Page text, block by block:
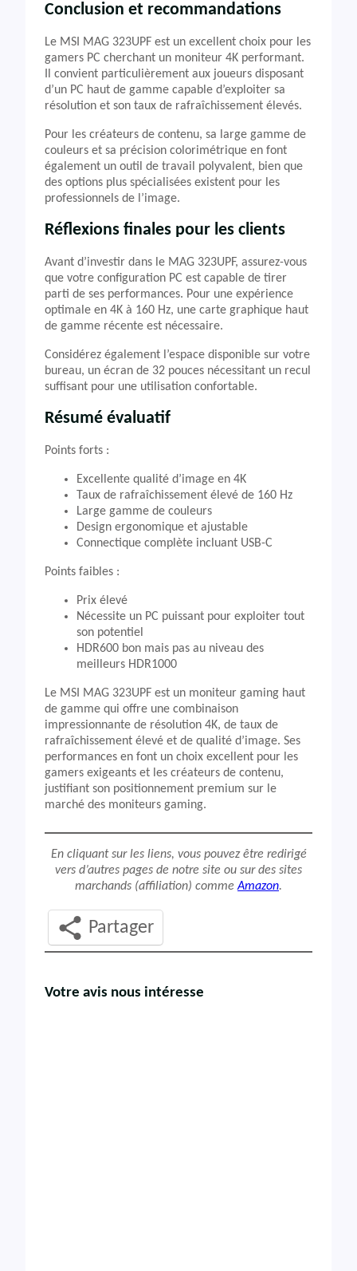
Conclusion et recommandations
Le MSI MAG 323UPF est un excellent choix pour les
gamers PC cherchant un moniteur 4K performant.
Il convient particulièrement aux joueurs disposant
d’un PC haut de gamme capable d’exploiter sa
résolution et son taux de rafraîchissement élevés.
Pour les créateurs de contenu, sa large gamme de
couleurs et sa précision colorimétrique en font
également un outil de travail polyvalent, bien que
des options plus spécialisées existent pour les
professionnels de l’image.
Réflexions finales pour les clients
Avant d’investir dans le MAG 323UPF, assurez-vous
que votre configuration PC est capable de tirer
parti de ses performances. Pour une expérience
optimale en 4K à 160 Hz, une carte graphique haut
de gamme récente est nécessaire.
Considérez également l’espace disponible sur votre
bureau, un écran de 32 pouces nécessitant un recul
suffisant pour une utilisation confortable.
Résumé évaluatif
Points forts :
Excellente qualité d’image en 4K
Taux de rafraîchissement élevé de 160 Hz
Large gamme de couleurs
Design ergonomique et ajustable
Connectique complète incluant USB-C
Points faibles :
Prix élevé
Nécessite un PC puissant pour exploiter tout
son potentiel
HDR600 bon mais pas au niveau des
meilleurs HDR1000
Le MSI MAG 323UPF est un moniteur gaming haut
de gamme qui offre une combinaison
impressionnante de résolution 4K, de taux de
rafraîchissement élevé et de qualité d’image. Ses
performances en font un choix excellent pour les
gamers exigeants et les créateurs de contenu,
justifiant son positionnement premium sur le
marché des moniteurs gaming.
En cliquant sur les liens, vous pouvez être redirigé
vers d’autres pages de notre site ou sur des sites
marchands (affiliation) commeAmazon.
Partager
Votre avis nous intéresse